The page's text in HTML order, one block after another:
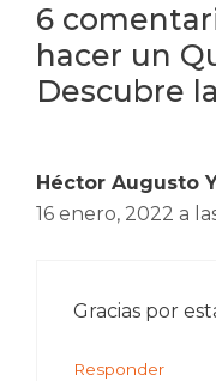
6
hacer un
Descubre
Héctor Augusto
16 enero, 2022 a
Gracias por
Responder